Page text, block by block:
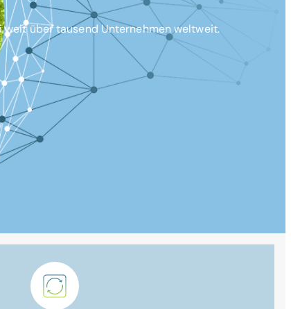
weit über tausend Unternehmen weltweit.